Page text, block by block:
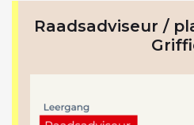
Raadsadviseur /